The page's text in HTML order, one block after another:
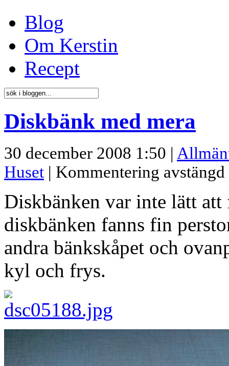
Blog
Om Kerstin
Recept
Diskbänk med mera
30 december 2008 1:50 |
Huset | Kommentering avstängd
Diskbänken var inte lätt
diskbänken fanns fin
andra bänkskåpet och
kyl och frys.